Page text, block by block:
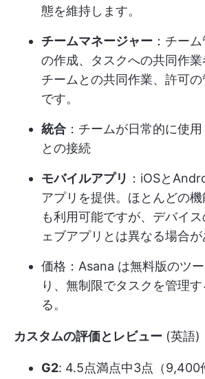
態を維持します。
チームマネージャー ：チー
の作成、タスクへの共同作
チームとの共同作業、許可
です。
統合 ：チームが日常的に使
との接続
モバイルアプリ ：iOSと
アプリを提供。ほとんどの
も利用可能ですが、デバイ
ェブアプリとは異なる場合が
価格：Asana は無料版のツ
り、無制限でタスクを管理
る。
カスタムの評価とレビュー (英語)
G2: 4.5点満点中3点（9,400